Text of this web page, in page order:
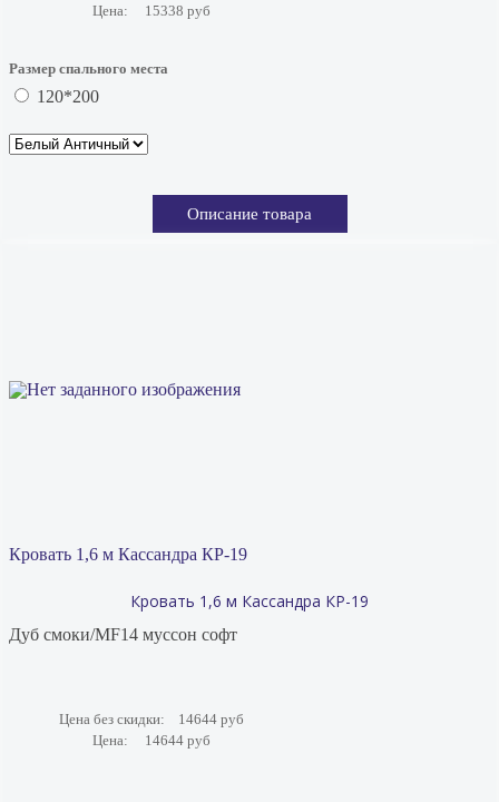
Цена:
15338 руб
Размер спального места
120*200
Описание товара
Кровать 1,6 м Кассандра КР-19
Кровать 1,6 м Кассандра КР-19
Дуб смоки/MF14 муссон софт
Цена без скидки:
14644 руб
Цена:
14644 руб